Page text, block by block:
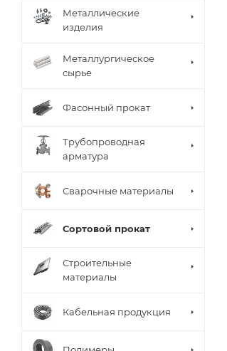
Металлические
изделия
Металлургическое
сырье
Фасонный прокат
Трубопроводная
арматура
Сварочные материалы
Сортовой прокат
Строительные
материалы
Кабельная продукция